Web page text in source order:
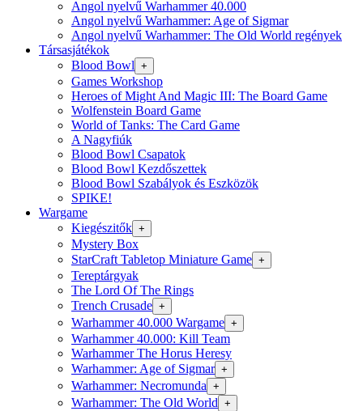
Angol nyelvű Warhammer 40.000
Angol nyelvű Warhammer: Age of Sigmar
Angol nyelvű Warhammer: The Old World regények
Társasjátékok
Blood Bowl +
Games Workshop
Heroes of Might And Magic III: The Board Game
Wolfenstein Board Game
World of Tanks: The Card Game
A Nagyfiúk
Blood Bowl Csapatok
Blood Bowl Kezdőszettek
Blood Bowl Szabályok és Eszközök
SPIKE!
Wargame
Kiegészitők +
Mystery Box
StarCraft Tabletop Miniature Game +
Tereptárgyak
The Lord Of The Rings
Trench Crusade +
Warhammer 40.000 Wargame +
Warhammer 40.000: Kill Team
Warhammer The Horus Heresy
Warhammer: Age of Sigmar +
Warhammer: Necromunda +
Warhammer: The Old World +